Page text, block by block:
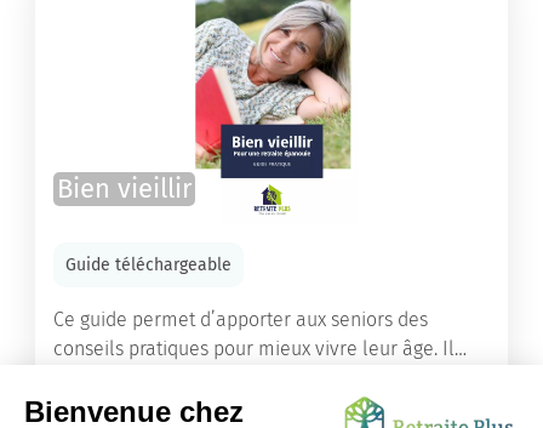
Bien vieillir
Guide téléchargeable
Ce guide permet d’apporter aux seniors des
conseils pratiques pour mieux vivre leur âge. Il
améliorer sa santé grâce à l’alimentation...
Lire l'article